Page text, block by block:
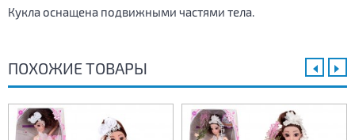
Кукла оснащена подвижными частями тела.
ПОХОЖИЕ ТОВАРЫ